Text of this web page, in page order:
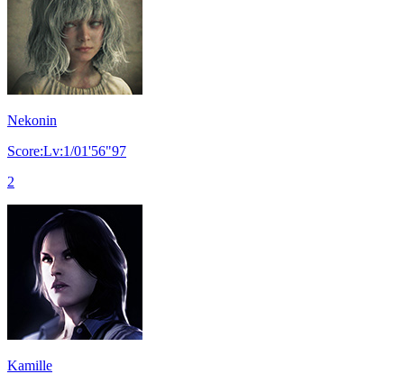
Nekonin
Score:Lv:1/01'56"97
2
Kamille